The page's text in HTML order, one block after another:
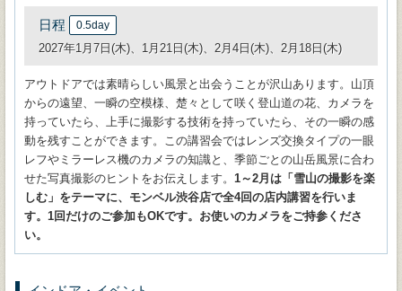
日程 0.5day
2027年1月7日(木)、1月21日(木)、2月4日(木)、2月18日(木)
アウトドアでは素晴らしい風景と出会うことが沢山あります。山頂
からの遠望、一瞬の空模様、楚々として咲く登山道の花、カメラを
持っていたら、上手に撮影する技術を持っていたら、その一瞬の感
動を残すことができます。この講習会ではレンズ交換タイプの一眼
レフやミラーレス機のカメラの知識と、季節ごとの山岳風景に合わ
せた写真撮影のヒントをお伝えします。 1～2月は「雪山の撮影を楽
しむ」をテーマに、モンベル渋谷店で全4回の店内講習を行いま
す。1回だけのご参加もOKです。お使いのカメラをご持参くださ
い。